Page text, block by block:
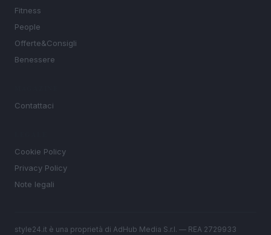
Fitness
People
Offerte&Consigli
Benessere
Contattaci
Cookie Policy
Privacy Policy
Note legali
style24.it è una proprietà di AdHub Media S.r.l. — REA 2729933